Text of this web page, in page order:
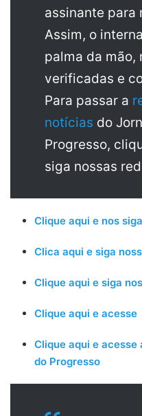
assinante para
Assim, o
palma da mão,
verificadas e
Para passar a
notícias do
Progresso,
siga nossas
Clique aqui e nos
Clica aqui e siga
Clique aqui e siga
Clique aqui e
Clique aqui e acesse
do Progresso